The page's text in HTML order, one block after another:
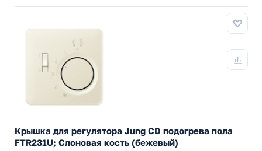
Крышка для регулятора Jung CD подогрева пола
FTR231U; Слоновая кость (бежевый)